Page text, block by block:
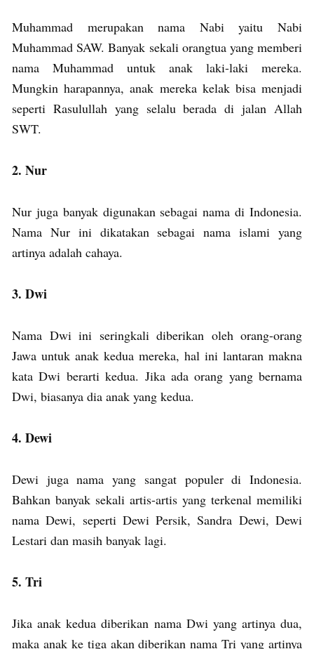
Muhammad merupakan nama Nabi yaitu Nabi
Muhammad SAW. Banyak sekali orangtua yang memberi
nama Muhammad untuk anak laki-laki mereka.
Mungkin harapannya, anak mereka kelak bisa menjadi
seperti Rasulullah yang selalu berada di jalan Allah
SWT.
2. Nur
Nur juga banyak digunakan sebagai nama di Indonesia.
Nama Nur ini dikatakan sebagai nama islami yang
artinya adalah cahaya.
3. Dwi
Nama Dwi ini seringkali diberikan oleh orang-orang
Jawa untuk anak kedua mereka, hal ini lantaran makna
kata Dwi berarti kedua. Jika ada orang yang bernama
Dwi, biasanya dia anak yang kedua.
4. Dewi
Dewi juga nama yang sangat populer di Indonesia.
Bahkan banyak sekali artis-artis yang terkenal memiliki
nama Dewi, seperti Dewi Persik, Sandra Dewi, Dewi
Lestari dan masih banyak lagi.
5. Tri
Jika anak kedua diberikan nama Dwi yang artinya dua,
maka anak ke tiga akan diberikan nama Tri yang artinya